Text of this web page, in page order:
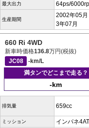
最大出力 64ps/
生産期間
2002年05
3年07月
660 Ri 4WD
新車時価格136.8万円(税抜)
JC08
-km/L
満タンでどこまで走る？
-km
排気量 659cc
ミッション インパネ4AT